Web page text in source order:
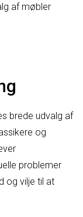
af møbler
brede udvalg af
og
problemer
og vilje til at